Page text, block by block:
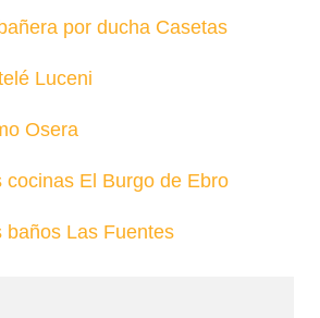
por ducha Casetas
Luceni
Osera
cocinas El Burgo de Ebro
baños Las Fuentes